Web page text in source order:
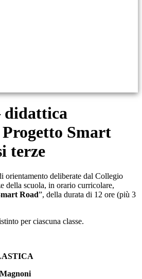
didattica
Smart
terze
orientamento deliberate dal Collegio
della scuola, in orario curricolare,
Road”, della durata di 12 ore (più 3
per ciascuna classe.